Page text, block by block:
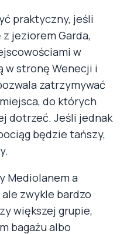
praktyczny, jeśli
jeziorem Garda,
w
w stronę Wenecji i
zatrzymywać
do których
dotrzeć. Jeśli jednak
będzie tańszy,
Mediolanem a
zwykle bardzo
większej grupie,
bagażu albo